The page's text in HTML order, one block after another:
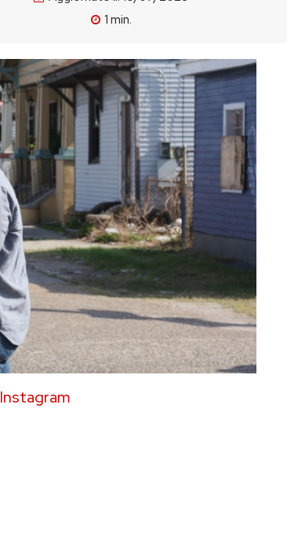
1 min.
Instagram